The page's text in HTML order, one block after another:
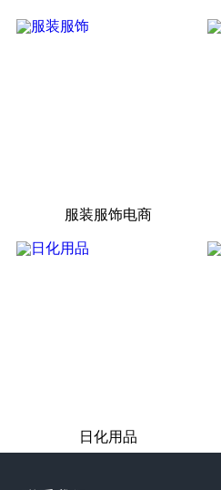
服装服饰电商
日化用品